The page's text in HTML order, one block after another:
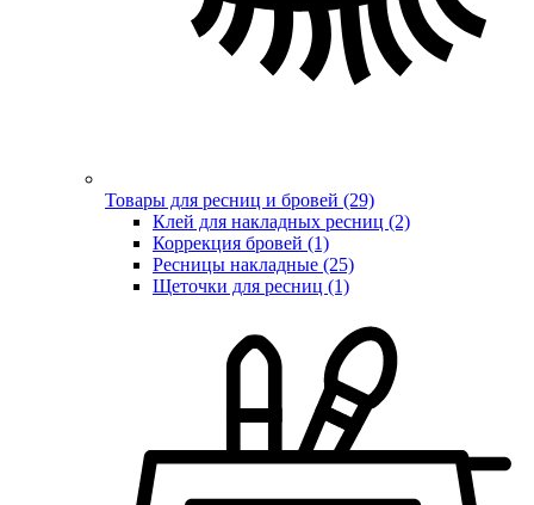
Товары для ресниц и бровей (29)
Клей для накладных ресниц (2)
Коррекция бровей (1)
Ресницы накладные (25)
Щеточки для ресниц (1)